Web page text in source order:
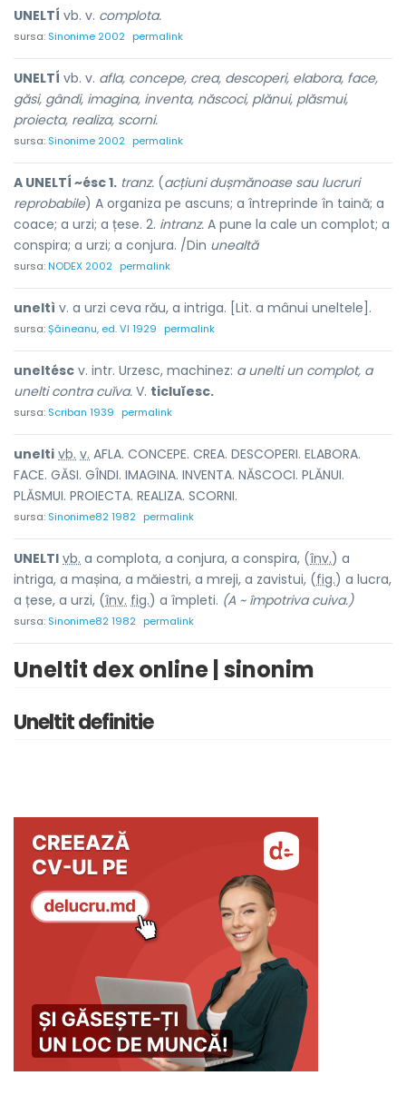
UNELTÍ vb. v. complota.
sursa: Sinonime 2002 permalink
UNELTÍ vb. v. afla, concepe, crea, descoperi, elabora, face,
găsi, gândi, imagina, inventa, născoci, plănui, plăsmui,
proiecta, realiza, scorni.
sursa: Sinonime 2002 permalink
A UNELTÍ ~ésc 1. tranz. (acțiuni dușmănoase sau lucruri
reprobabile) A organiza pe ascuns; a întreprinde în taină; a
coace; a urzi; a țese. 2. intranz. A pune la cale un complot; a
conspira; a urzi; a conjura. /Din unealtă
sursa:NODEX 2002 permalink
uneltì v. a urzi ceva rău, a intriga. [Lit. a mânui uneltele].
sursa:Șăineanu, ed. VI 1929 permalink
uneltésc v. intr. Urzesc, machinez: a unelti un complot, a
unelti contra cuĭva. V. ticluĭesc.
sursa: Scriban 1939 permalink
unelti vb. v. AFLA. CONCEPE. CREA. DESCOPERI. ELABORA.
FACE. GĂSI. GÎNDI. IMAGINA. INVENTA. NĂSCOCI. PLĂNUI.
PLĂSMUI. PROIECTA. REALIZA. SCORNI.
sursa: Sinonime82 1982 permalink
UNELTI vb. a complota, a conjura, a conspira, (înv.) a
intriga, a mașina, a măiestri, a mreji, a zavistui, (fig.) a lucra,
a țese, a urzi, (înv. fig.) a împleti. (A ~ împotriva cuiva.)
sursa: Sinonime82 1982 permalink
Uneltit dex online | sinonim
Uneltit definitie